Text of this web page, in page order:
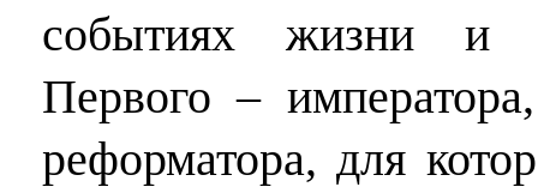
событиях жизни и
Первого –
реформатора, для